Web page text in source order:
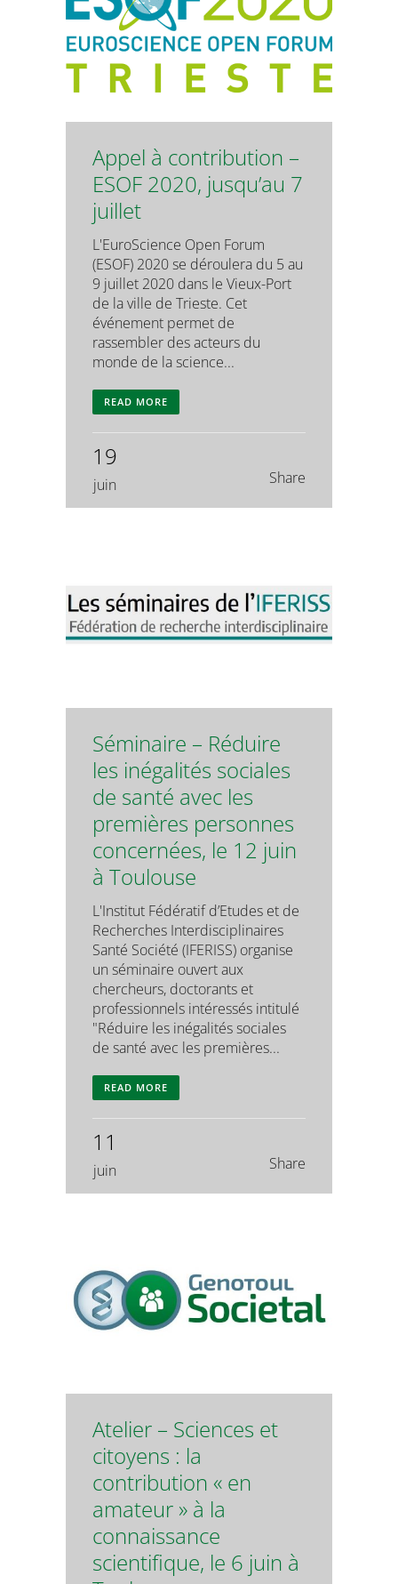
Appel à contribution –
ESOF 2020, jusqu’au 7
juillet
L'EuroScience Open Forum
(ESOF) 2020 se déroulera du 5 au
9 juillet 2020 dans le Vieux-Port
de la ville de Trieste. Cet
événement permet de
rassembler des acteurs du
monde de la science...
READ MORE
19
juin Share
Séminaire – Réduire
les inégalités sociales
de santé avec les
premières personnes
concernées, le 12 juin
à Toulouse
L'Institut Fédératif d’Etudes et de
Recherches Interdisciplinaires
Santé Société (IFERISS) organise
un séminaire ouvert aux
chercheurs, doctorants et
professionnels intéressés intitulé
"Réduire les inégalités sociales
de santé avec les premières...
READ MORE
11
juin Share
Atelier – Sciences et
citoyens : la
contribution « en
amateur » à la
connaissance
scientifique, le 6 juin à